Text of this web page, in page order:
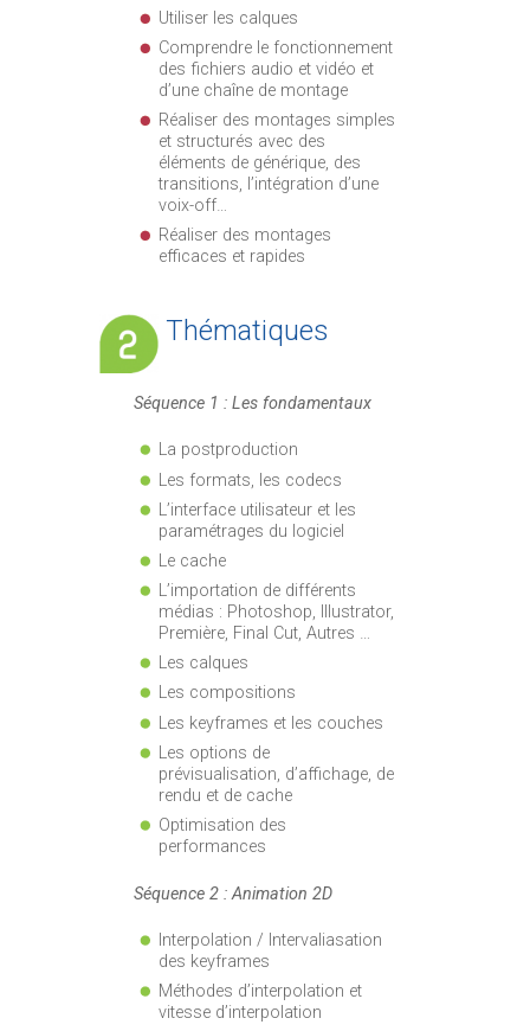
Utiliser les calques
Comprendre le fonctionnement
des fichiers audio et vidéo et
d’une chaîne de montage
Réaliser des montages simples
et structurés avec des
éléments de générique, des
transitions, l’intégration d’une
voix-off…
Réaliser des montages
efficaces et rapides
Thématiques
Séquence 1 : Les fondamentaux
La postproduction
Les formats, les codecs
L’interface utilisateur et les
paramétrages du logiciel
Le cache
L’importation de différents
médias : Photoshop, Illustrator,
Première, Final Cut, Autres …
Les calques
Les compositions
Les keyframes et les couches
Les options de
prévisualisation, d’affichage, de
rendu et de cache
Optimisation des
performances
Séquence 2 : Animation 2D
Interpolation / Intervaliasation
des keyframes
Méthodes d’interpolation et
vitesse d’interpolation